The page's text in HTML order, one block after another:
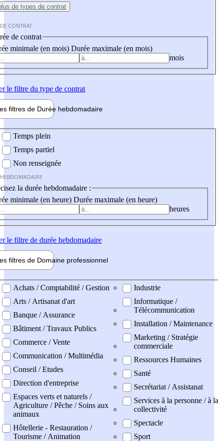
de types de contrat
CONTRAT
de contrat
minimale (en mois) Durée maximale (en mois)
mois
le filtre du type de contrat
filtres de Durée hebdomadaire
Temps plein
Temps partiel
Non renseignée
la durée hebdomadaire :
minimale (en heure) Durée maximale (en heure)
heures
le filtre de durée hebdomadaire
filtres de Domaine professionnel
professionel
Achats / Comptabilité / Gestion
Arts / Artisanat d'art
Banque / Assurance
Bâtiment / Travaux Publics
Commerce / Vente
Communication / Multimédia
Conseil / Etudes
Direction d'entreprise
Espaces verts et naturels /
Agriculture / Pêche / Soins aux
animaux
Hôtellerie - Restauration /
Tourisme / Animation
Industrie
Informatique /
Télécommunication
Installation / Maintenance
Marketing / Stratégie
commerciale
Ressources Humaines
Santé
Secrétariat / Assistanat
Services à la personne / à la
collectivité
Spectacle
Sport